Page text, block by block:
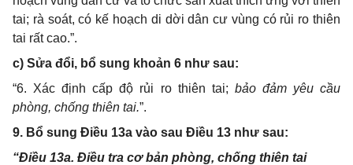
tai; rà soát, có kế hoạch di dời dân cư vùng có rủi ro thiên
tai rất cao.”.
c) Sửa đổi, bổ sung khoản 6 như sau:
“6. Xác định cấp độ rủi ro thiên tai; bảo đảm yêu cầu
phòng, chống thiên tai.”.
9. Bổ sung Điều 13a vào sau Điều 13 như sau:
“Điều 13a. Điều tra cơ bản phòng, chống thiên tai